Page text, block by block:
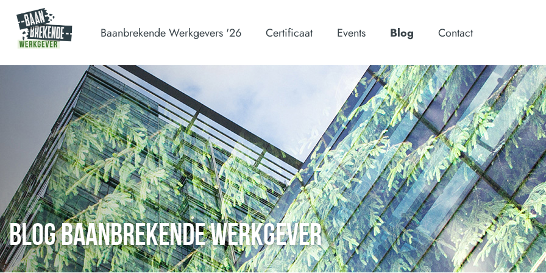
Baanbrekende Werkgevers '26 Certificaat Events Blog Contact
BLOG BAANBREKENDE WERKGEVER